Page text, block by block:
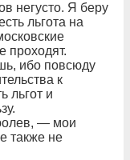
негусто. Я беру
льгота на
проходят.
ибо повсюду
к
льгот и
— мои
также не